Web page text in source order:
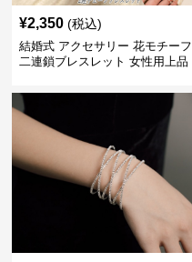
¥2,350 (税込)
結婚式 アクセサリー 花モチーフ
二連鎖ブレスレット 女性用上品